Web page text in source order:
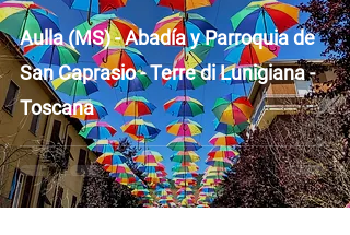
Aulla (MS) - Abadía y Parroquia de
San Caprasio - Terre di Lunigiana -
Toscana